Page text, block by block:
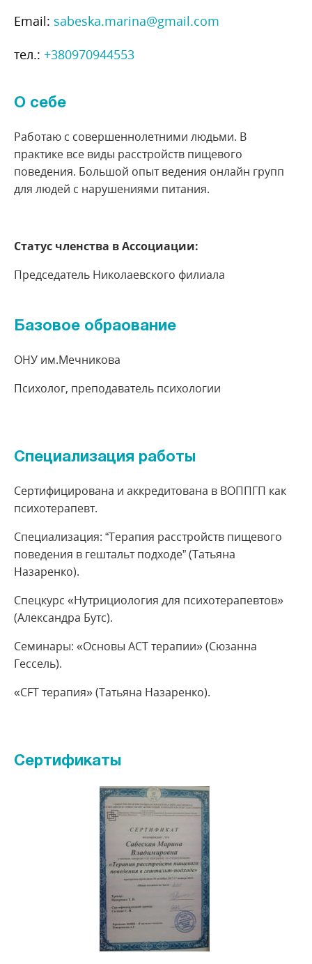
Email: sabeska.marina@gmail.com
тел.: +380970944553
О себе
Работаю с совершеннолетними людьми. В
практике все виды расстройств пищевого
поведения. Большой опыт ведения онлайн групп
для людей с нарушениями питания.
Статус членства в Ассоциации:
Председатель Николаевского филиала
Базовое обраование
ОНУ им.Мечникова
Психолог, преподаватель психологии
Специализация работы
Сертифицирована и аккредитована в ВОППГП как
психотерапевт.
Специализация: “Терапия расстройств пищевого
поведения в гештальт подходе” (Татьяна
Назаренко).
Спецкурс «Нутрициология для психотерапевтов»
(Александра Бутс).
Семинары: «Основы АСТ терапии» (Сюзанна
Гессель).
«CFT терапия» (Татьяна Назаренко).
Сертификаты